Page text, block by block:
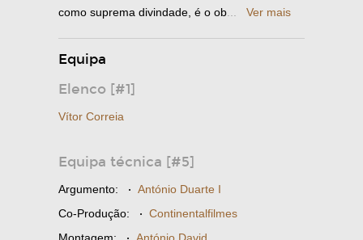
como suprema divindade, é o ob
Ver mais
Equipa
Elenco [#1]
Vítor Correia
Equipa técnica [#5]
Argumento: · António Duarte I
Co-Produção: · Continentalfilmes